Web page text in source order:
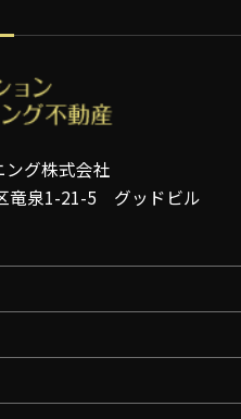
グ株式会社
竜泉1-21-5 グッドビル